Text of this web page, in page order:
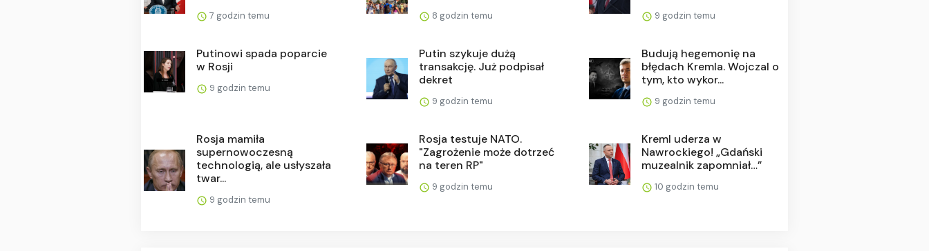
7 godzin temu 8 godzin temu 9 godzin temu
Putinowi spada poparcie
w Rosji
9 godzin temu
Putin szykuje dużą
transakcję. Już podpisał
dekret
9 godzin temu
Budują hegemonię na
błędach Kremla. Wojczal o
tym, kto wykor...
9 godzin temu
Rosja mamiła
supernowoczesną
technologią, ale usłyszała
twar...
9 godzin temu
Rosja testuje NATO.
"Zagrożenie może dotrzeć
na teren RP"
9 godzin temu
Kreml uderza w
Nawrockiego! „Gdański
muzealnik zapomniał…”
10 godzin temu